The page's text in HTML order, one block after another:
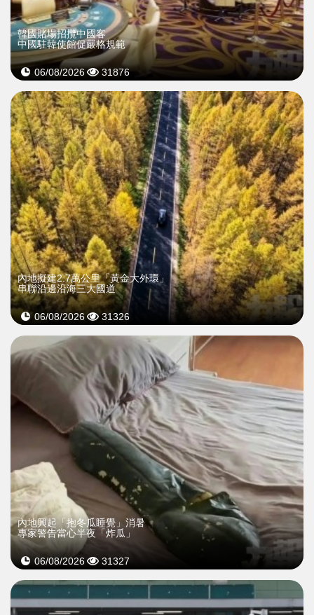
韓國賭場招攬中國客
中國駐韓使館促嚴格規範
06/08/2026 31876
內地擬建2.7萬公里「黃金大外環」
串聯沿邊沿海三大國道
06/08/2026 31326
內地興起「抱冬瓜睡覺」消暑
專家警告當心半夜「炸瓜」
06/08/2026 31327